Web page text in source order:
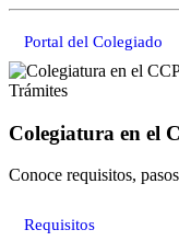
Portal del Colegiado
Trámites
Colegiatura en el
Conoce requisitos,
Requisitos